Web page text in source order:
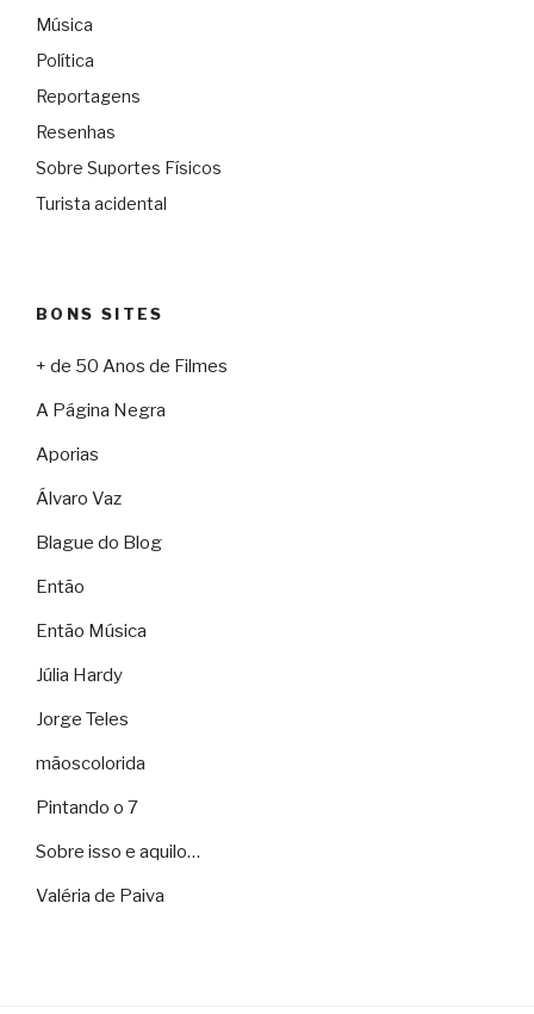
Música
Política
Reportagens
Resenhas
Sobre Suportes Físicos
Turista acidental
BONS SITES
+ de 50 Anos de Filmes
A Página Negra
Aporias
Álvaro Vaz
Blague do Blog
Então
Então Música
Júlia Hardy
Jorge Teles
mãoscolorida
Pintando o 7
Sobre isso e aquilo…
Valéria de Paiva